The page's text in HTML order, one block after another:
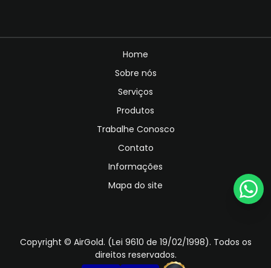
Home
Sobre nós
Serviços
Produtos
Trabalhe Conosco
Contato
Informações
Mapa do site
Copyright © AirGold. (Lei 9610 de 19/02/1998). Todos os
direitos reservados.